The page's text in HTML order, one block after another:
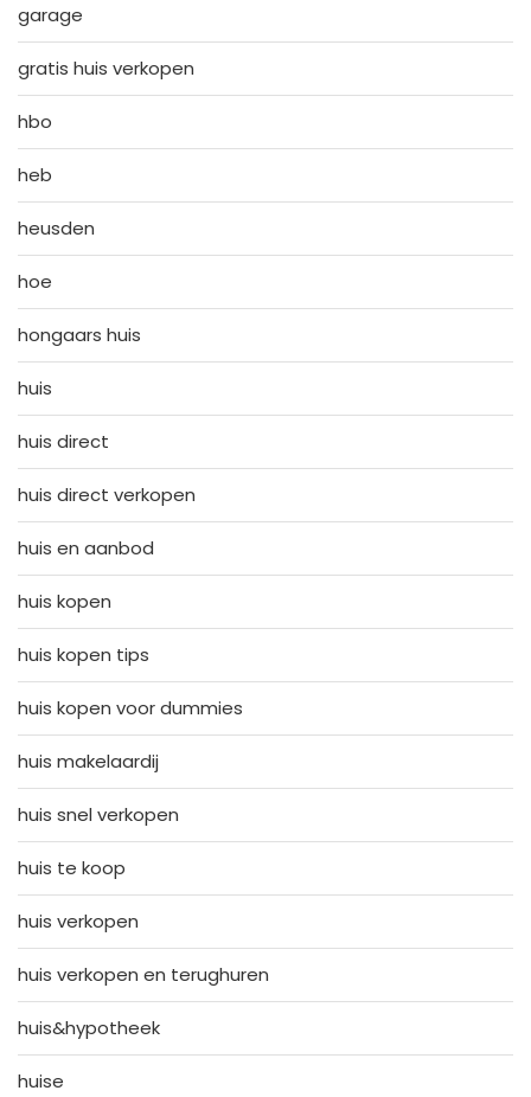
garage
gratis huis verkopen
hbo
heb
heusden
hoe
hongaars huis
huis
huis direct
huis direct verkopen
huis en aanbod
huis kopen
huis kopen tips
huis kopen voor dummies
huis makelaardij
huis snel verkopen
huis te koop
huis verkopen
huis verkopen en terughuren
huis&hypotheek
huise